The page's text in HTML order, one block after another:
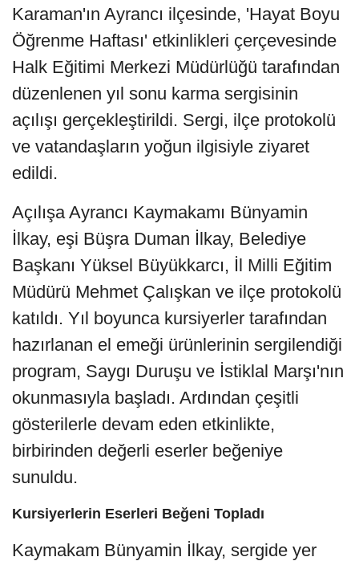
Karaman'ın Ayrancı ilçesinde, 'Hayat Boyu
Öğrenme Haftası' etkinlikleri çerçevesinde
Halk Eğitimi Merkezi Müdürlüğü tarafından
düzenlenen yıl sonu karma sergisinin
açılışı gerçekleştirildi. Sergi, ilçe protokolü
ve vatandaşların yoğun ilgisiyle ziyaret
edildi.
Açılışa Ayrancı Kaymakamı Bünyamin
İlkay, eşi Büşra Duman İlkay, Belediye
Başkanı Yüksel Büyükkarcı, İl Milli Eğitim
Müdürü Mehmet Çalışkan ve ilçe protokolü
katıldı. Yıl boyunca kursiyerler tarafından
hazırlanan el emeği ürünlerinin sergilendiği
program, Saygı Duruşu ve İstiklal Marşı'nın
okunmasıyla başladı. Ardından çeşitli
gösterilerle devam eden etkinlikte,
birbirinden değerli eserler beğeniye
sunuldu.
Kursiyerlerin Eserleri Beğeni Topladı
Kaymakam Bünyamin İlkay, sergide yer